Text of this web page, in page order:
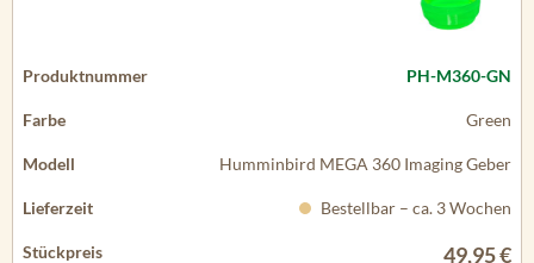
PH-M360-GN
Green
Humminbird MEGA 360 Imaging Geber
Bestellbar – ca. 3 Wochen
49,95 €